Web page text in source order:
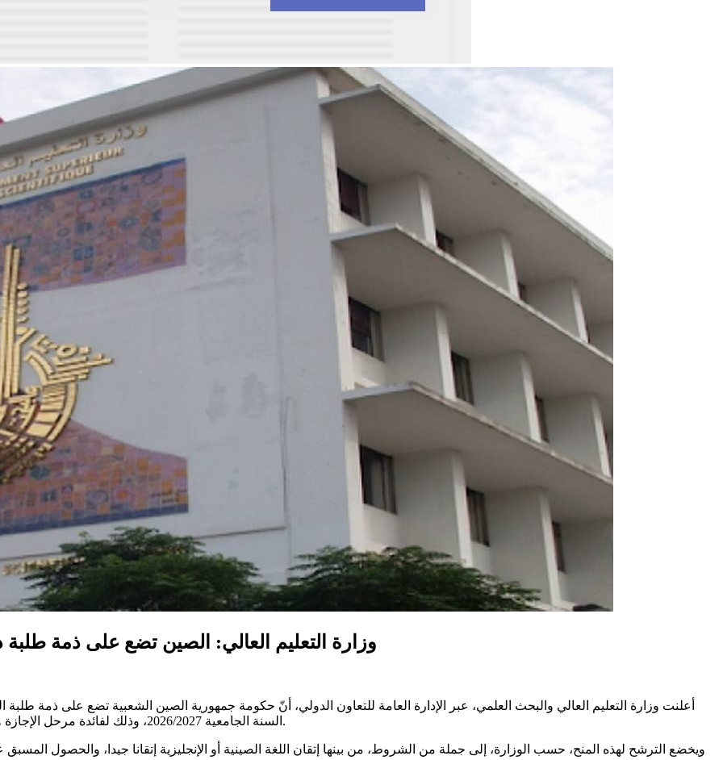
وزارة التعليم العالي: الصين تضع على ذمة طلبة دول
أعلنت وزارة التعليم العالي والبحث العلمي، عبر الإدارة العامة للتعاون الدولي، أنّ حكومة جمهورية الصين الشعبية تضع على ذمة
السنة الجامعية 2026/2027، وذلك لفائدة مرحل الإجازة والماجستير والدكتوراه، يتواصل التقديم لها إلى غاية 28 فيفري الجاري.
ويخضع الترشح لهذه المنح، حسب الوزارة، إلى جملة من الشروط، من بينها إتقان اللغة الصينية أو الإنجليزية إتقانا جيدا، والحصول